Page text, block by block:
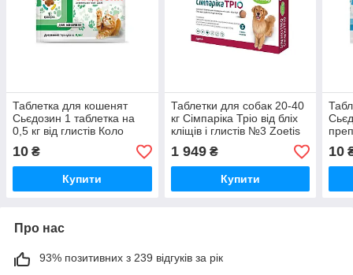
Таблетка для кошенят
Сьєдозин 1 таблетка на
0,5 кг від глистів Коло
10 ₴
Купити
Таблетки для собак 20-40
кг Сімпаріка Тріо від бліх
кліщів і глистів №3 Zoetis
1 949₴
Купити
кг
10
Про нас
93% позитивних з 239 відгуків за рік